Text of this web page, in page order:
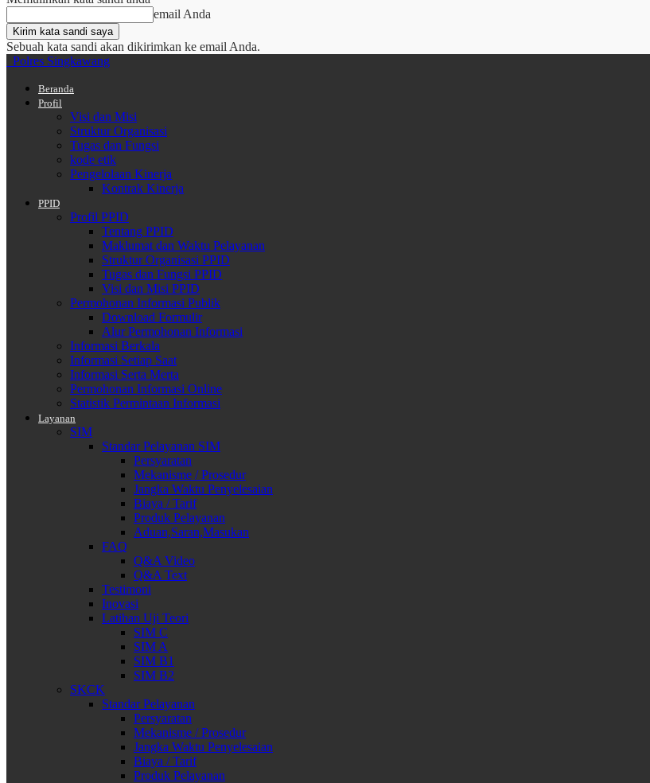
email Anda
Sebuah kata sandi akan dikirimkan ke email Anda.
Polres Singkawang
Beranda
Profil
Visi dan Misi
Struktur Organisasi
Tugas dan Fungsi
kode etik
Pengelolaan Kinerja
Kontrak Kinerja
PPID
Profil PPID
Tentang PPID
Maklumat dan Waktu Pelayanan
Struktur Organisasi PPID
Tugas dan Fungsi PPID
Visi dan Misi PPID
Permohonan Informasi Publik
Download Formulir
Alur Permohonan Informasi
Informasi Berkala
Informasi Setiap Saat
Informasi Serta Merta
Permohonan Informasi Online
Statistik Permintaan Informasi
Layanan
SIM
Standar Pelayanan SIM
Persyaratan
Mekanisme / Prosedur
Jangka Waktu Penyelesaian
Biaya / Tarif
Produk Pelayanan
Aduan,Saran,Masukan
FAQ
Q&A Video
Q&A Text
Testimoni
Inovasi
Latihan Uji Teori
SIM C
SIM A
SIM B1
SIM B2
SKCK
Standar Pelayanan
Persyaratan
Mekanisme / Prosedur
Jangka Waktu Penyelesaian
Biaya / Tarif
Produk Pelayanan